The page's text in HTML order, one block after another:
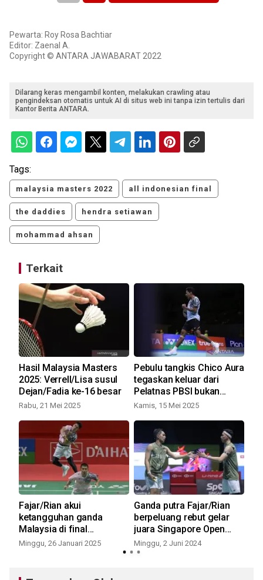
Pewarta: Roy Rosa Bachtiar
Editor: Zaenal A.
Copyright © ANTARA JAWABARAT 2022
Dilarang keras mengambil konten, melakukan crawling atau
pengindeksan otomatis untuk AI di situs web ini tanpa izin tertulis dari
Kantor Berita ANTARA.
Tags:
malaysia masters 2022 all indonesian final
the daddies hendra setiawan
mohammad ahsan
Terkait
Hasil Malaysia Masters
2025: Verrell/Lisa susul
Dejan/Fadia ke-16 besar
Rabu, 21 Mei 2025
Pebulu tangkis Chico Aura
tegaskan keluar dari
Pelatnas PBSI bukan
karena tekanan
Kamis, 15 Mei 2025
Fajar/Rian akui
ketangguhan ganda
Malaysia di final
Indonesia Masters
Minggu, 26 Januari 2025
Ganda putra Fajar/Rian
berpeluang rebut gelar
juara Singapore Open
2024
Minggu, 2 Juni 2024